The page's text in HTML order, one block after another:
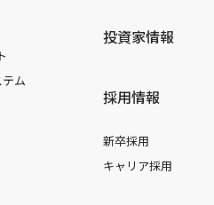
ム
投資家情報
採用情報
新卒採用
キャリア採用